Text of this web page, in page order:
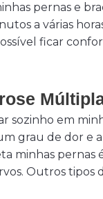
pernas e
a várias
ficar
sozinho em
grau de dor e
minhas pernas
Outros tipos